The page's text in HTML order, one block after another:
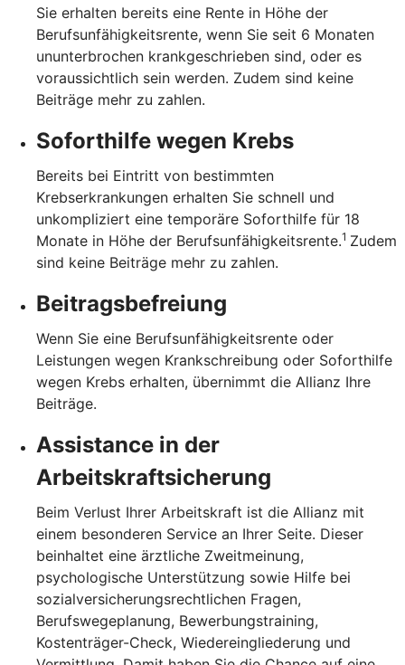
Sie erhalten bereits eine Rente in Höhe der
Berufsunfähigkeitsrente, wenn Sie seit 6 Monaten
ununterbrochen krankgeschrieben sind, oder es
voraussichtlich sein werden. Zudem sind keine
Beiträge mehr zu zahlen.
Soforthilfe wegen Krebs
Bereits bei Eintritt von bestimmten
Krebserkrankungen erhalten Sie schnell und
unkompliziert eine temporäre Soforthilfe für 18
Monate in Höhe der Berufsunfähigkeitsrente.1 Zudem
sind keine Beiträge mehr zu zahlen.
Beitragsbefreiung
Wenn Sie eine Berufsunfähigkeitsrente oder
Leistungen wegen Krankschreibung oder Soforthilfe
wegen Krebs erhalten, übernimmt die Allianz Ihre
Beiträge.
Assistance in der
Arbeitskraftsicherung
Beim Verlust Ihrer Arbeitskraft ist die Allianz mit
einem besonderen Service an Ihrer Seite. Dieser
beinhaltet eine ärztliche Zweitmeinung,
psychologische Unterstützung sowie Hilfe bei
sozialversicherungsrechtlichen Fragen,
Berufswegeplanung, Bewerbungstraining,
Kostenträger-Check, Wiedereingliederung und